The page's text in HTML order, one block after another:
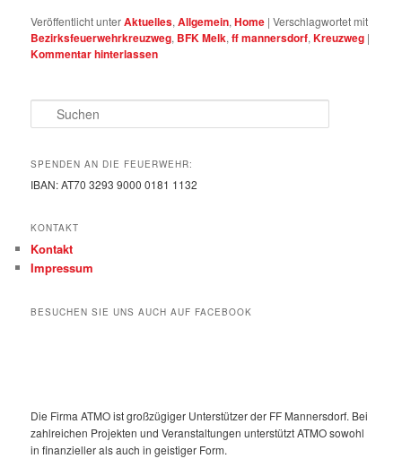
Veröffentlicht unterAktuelles,Allgemein,Home |Verschlagwortet mit
Bezirksfeuerwehrkreuzweg, BFK Melk,ff mannersdorf,Kreuzweg |
Kommentar hinterlassen
Suchen
SPENDEN AN DIE FEUERWEHR:
IBAN: AT70 3293 9000 0181 1132
KONTAKT
Kontakt
Impressum
BESUCHEN SIE UNS AUCH AUF FACEBOOK
Die Firma ATMO ist großzügiger Unterstützer der FF Mannersdorf. Bei
zahlreichen Projekten und Veranstaltungen unterstützt ATMO sowohl
in finanzieller als auch in geistiger Form.